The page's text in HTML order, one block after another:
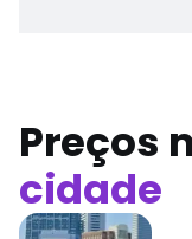
Preços
cidade